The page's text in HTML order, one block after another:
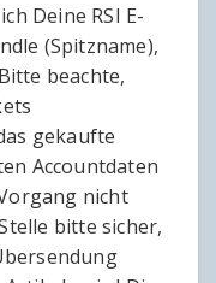
Deine RSI E-
(Spitzname),
beachte,
gekaufte
Accountdaten
nicht
bitte sicher,